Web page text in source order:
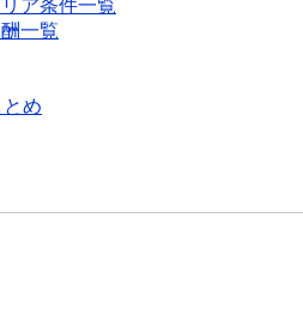
ア条件一覧
一覧
め